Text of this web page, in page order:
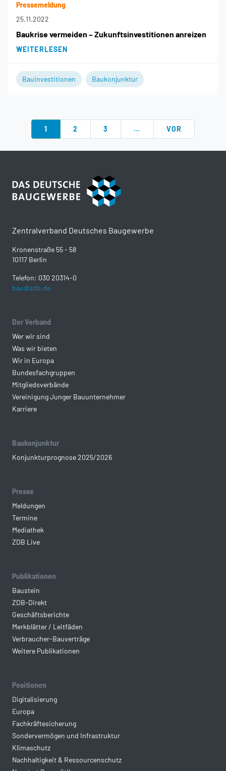
Pressemeldung
25.11.2022
Baukrise vermeiden – Zukunftsinvestitionen anreizen
WEITERLESEN
Bauinvestitionen Baukonjunktur
1 2 3 … VOR
Zentralverband Deutsches Baugewerbe
Kronenstraße 55 - 58
10117 Berlin
Telefon: 030 20314-0
bau@zdb.de
Der Verband
Wer wir sind
Was wir bieten
Wir in Europa
Bundesfachgruppen
Mitgliedsverbände
Vereinigung Junger Bauunternehmer
Karriere
Baukonjunktur
Konjunkturprognose 2025/2026
Presse
Meldungen
Termine
Mediathek
ZDB Live
Publikationen
Baustein
ZDB-Direkt
Geschäftsberichte
Merkblätter / Leitfäden
Verbraucher-Bauverträge
Weitere Publikationen
Positionen
Digitalisierung
Europa
Fachkräftesicherung
Sondervermögen und Infrastruktur
Klimaschutz
Nachhaltigkeit & Ressourcenschutz